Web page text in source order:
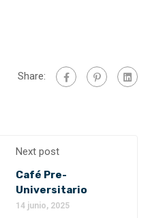
Share:
Next post
Café Pre-
Universitario
14 junio, 2025